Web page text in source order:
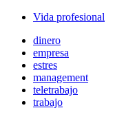
Vida profesional
dinero
empresa
estres
management
teletrabajo
trabajo